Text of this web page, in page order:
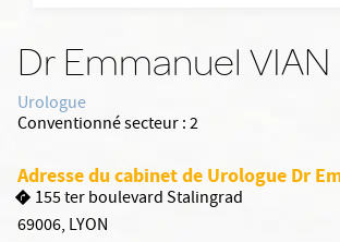
Dr Emmanuel VIAN
Urologue
Conventionné secteur :2
Adresse du cabinet de Urologue Dr
155 ter boulevard Stalingrad
69006, LYON